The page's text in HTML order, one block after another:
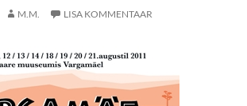
M.M. LISA KOMMENTAAR